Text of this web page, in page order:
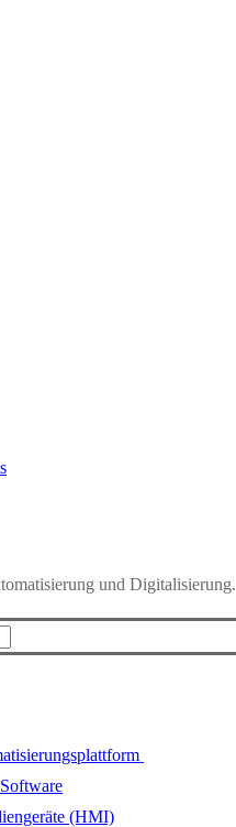
und Digitalisierung.
(HMI)